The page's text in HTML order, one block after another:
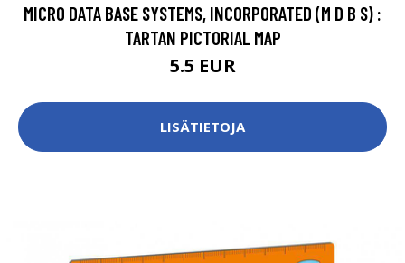
MICRO DATA BASE SYSTEMS, INCORPORATED (M D B S) :
TARTAN PICTORIAL MAP
5.5 EUR
LISÄTIETOJA